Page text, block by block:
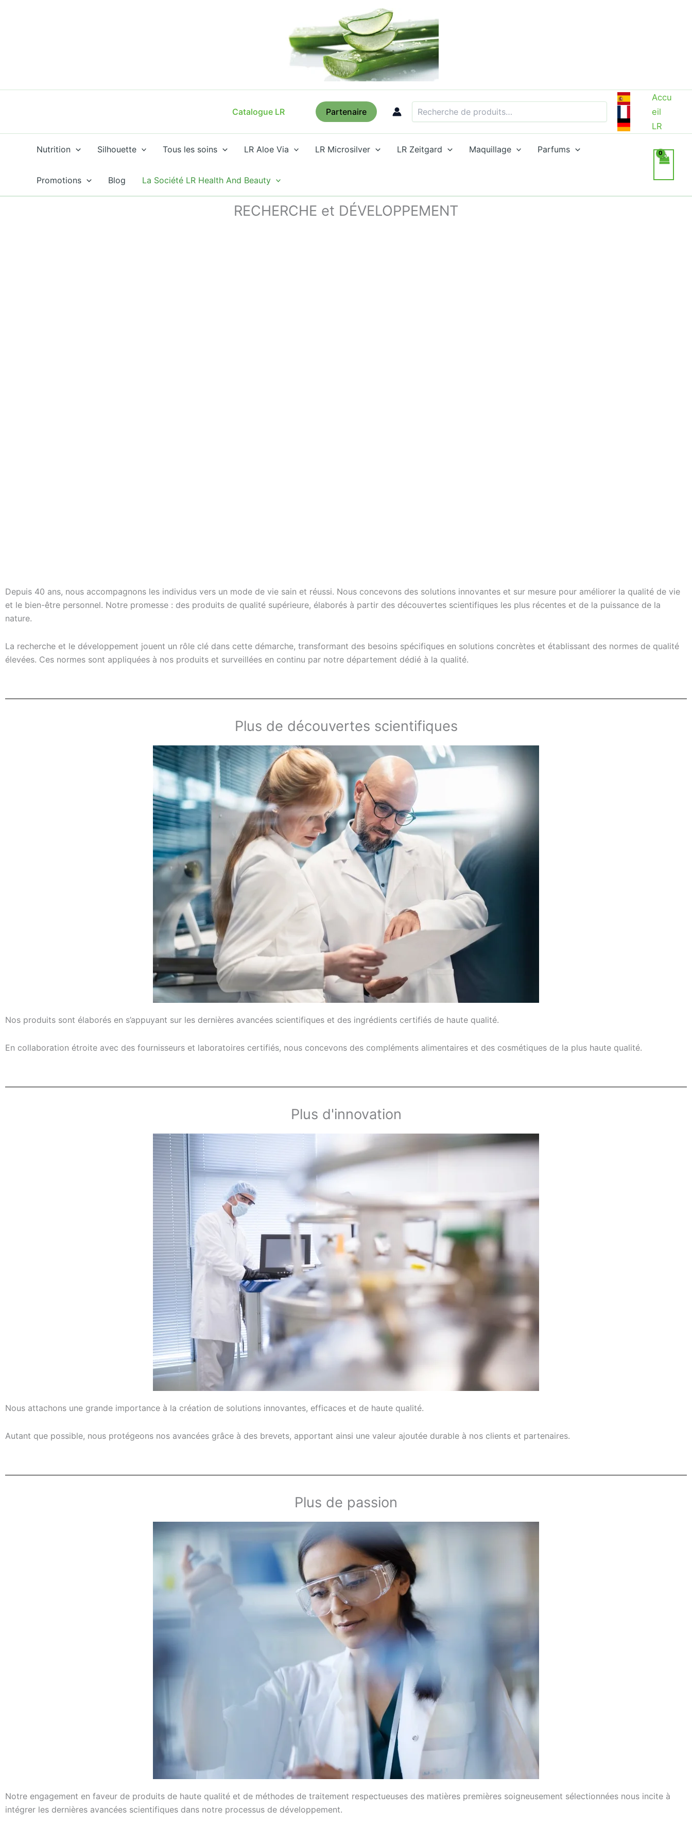
Catalogue LR Partenaire
Accu
eil
LR
Nutrition Silhouette Tous les soins LR Aloe Via LR Microsilver LR Zeitgard Maquillage Parfums
Promotions Blog La Société LR Health And Beauty
RECHERCHE et DÉVELOPPEMENT
Depuis 40 ans, nous accompagnons les individus vers un mode de vie sain et réussi. Nous concevons des solutions innovantes et sur mesure pour améliorer la qualité de vie
et le bien-être personnel. Notre promesse : des produits de qualité supérieure, élaborés à partir des découvertes scientifiques les plus récentes et de la puissance de la
nature.
La recherche et le développement jouent un rôle clé dans cette démarche, transformant des besoins spécifiques en solutions concrètes et établissant des normes de qualité
élevées. Ces normes sont appliquées à nos produits et surveillées en continu par notre département dédié à la qualité.
Plus de découvertes scientifiques
Nos produits sont élaborés en s’appuyant sur les dernières avancées scientifiques et des ingrédients certifiés de haute qualité.
En collaboration étroite avec des fournisseurs et laboratoires certifiés, nous concevons des compléments alimentaires et des cosmétiques de la plus haute qualité.
Plus d'innovation
Nous attachons une grande importance à la création de solutions innovantes, efficaces et de haute qualité.
Autant que possible, nous protégeons nos avancées grâce à des brevets, apportant ainsi une valeur ajoutée durable à nos clients et partenaires.
Plus de passion
Notre engagement en faveur de produits de haute qualité et de méthodes de traitement respectueuses des matières premières soigneusement sélectionnées nous incite à
intégrer les dernières avancées scientifiques dans notre processus de développement.